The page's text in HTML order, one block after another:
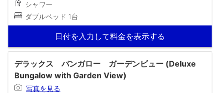
シャワー
ダブルベッド 1台
日付を入力して料金を表示する
デラックス バンガロー ガーデンビュー (Deluxe
Bungalow with Garden View)
写真を見る